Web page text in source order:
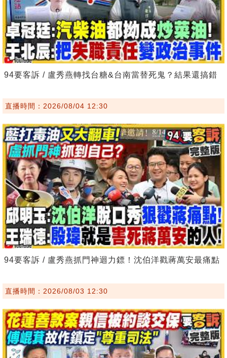
94要客訴 / 盧秀燕轉找台糖&台南當替死鬼？結果還搞錯
直播時間：2026/08/04 12:30
94要客訴 / 盧秀燕抓門神迴力鏢！沈伯洋戳蔣萬安最痛點
直播時間：2026/08/03 12:30